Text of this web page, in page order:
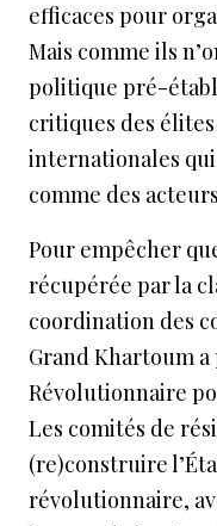
efficaces pour
Mais comme ils
politique pré-
critiques des
internationales
comme des
Pour empêcher
récupérée par la
coordination des
Grand Khartoum
Révolutionnaire
Les comités de
(re)construire
révolutionnaire,